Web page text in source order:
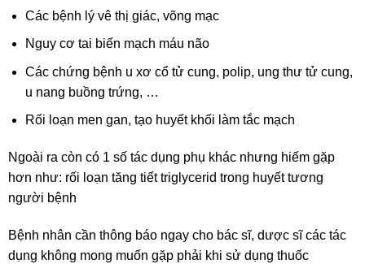
Các bệnh lý vê thị giác, võng mạc
Nguy cơ tai biến mạch máu não
Các chứng bệnh u xơ cổ tử cung, polip, ung thư tử cung,
u nang buồng trứng, …
Rối loạn men gan, tạo huyết khối làm tắc mạch
Ngoài ra còn có 1 số tác dụng phụ khác nhưng hiếm gặp
hơn như: rối loạn tăng tiết triglycerid trong huyết tương
người bệnh
Bệnh nhân cần thông báo ngay cho bác sĩ, dược sĩ các tác
dụng không mong muốn gặp phải khi sử dụng thuốc